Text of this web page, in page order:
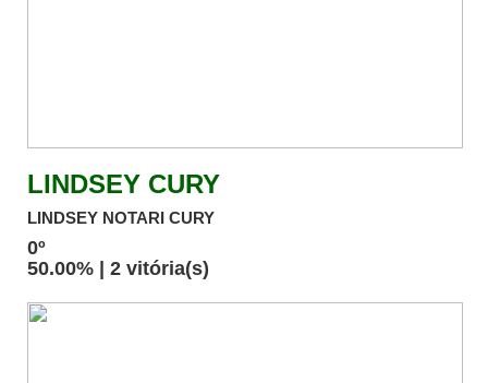
LINDSEY CURY
LINDSEY NOTARI CURY
0º
50.00% | 2 vitória(s)